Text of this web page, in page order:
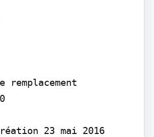
remplacement
23 mai 2016